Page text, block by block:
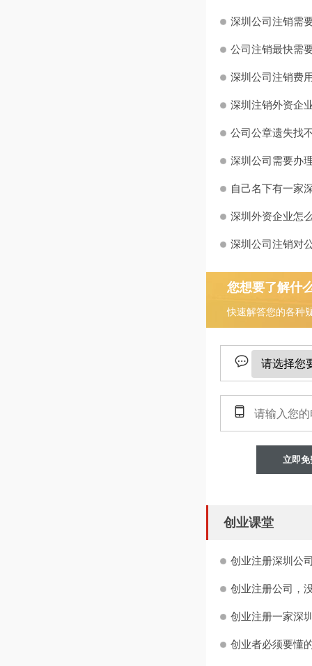
深圳公司注销需
公司注销最快需
深圳公司注销费
深圳注销外资企
公司公章遗失找
深圳公司需要办
自己名下有一家
深圳外资企业怎
深圳公司注销对
您想要了解什
快速解答您的各种
立即免
创业课堂
创业注册深圳公
创业注册公司，
创业注册一家深
创业者必须要懂